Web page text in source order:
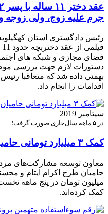
جرم ‌علیه زوج، ولی زوجه
رئیس دادگستری استان
فضای مجازی و شبکه های
‌دستورات لازم جهت بررسی
بهمئی داده شد که متعاقبا
اقدامات را انجام داد.
سپتامبر 2019
در ۵ ماهه سال‌جاری صورت گرفت؛
کمک ۳ میلیارد تومانی حامیان به کودکان نیازمند اردبیلی
معاون توسعه مشارکت‌های
میلیون تومان در پنج ماهه
کمک کرده‌اند.